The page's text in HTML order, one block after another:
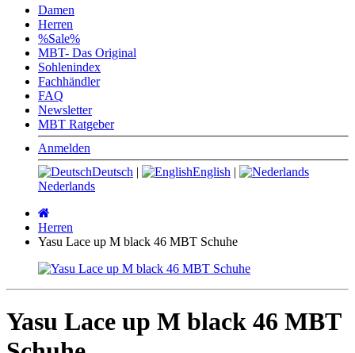
Damen
Herren
%Sale%
MBT- Das Original
Sohlenindex
Fachhändler
FAQ
Newsletter
MBT Ratgeber
Anmelden
Deutsch | English |
Nederlands
Herren
Yasu Lace up M black 46 MBT Schuhe
Yasu Lace up M black 46 MBT